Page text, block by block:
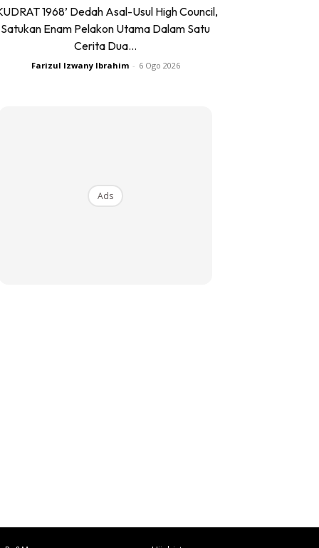
1968’ Dedah Asal-Usul High Council,
Satukan Enam Pelakon Utama Dalam Satu
Cerita Dua...
Farizul Izwany Ibrahim - 6 Ogo 2026
Ads